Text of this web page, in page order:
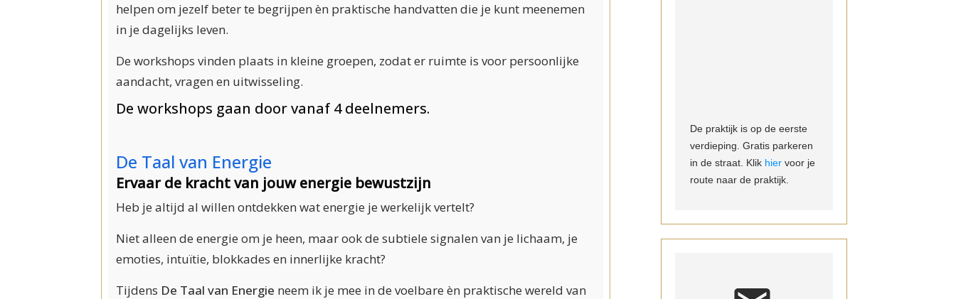
helpen om jezelf beter te begrijpen èn praktische handvatten die je kunt meenemen
in je dagelijks leven.
De workshops vinden plaats in kleine groepen, zodat er ruimte is voor persoonlijke
aandacht, vragen en uitwisseling.
De workshops gaan door vanaf 4 deelnemers.
De Taal van Energie
Ervaar de kracht van jouw energie bewustzijn
Heb je altijd al willen ontdekken wat energie je werkelijk vertelt?
Niet alleen de energie om je heen, maar ook de subtiele signalen van je lichaam, je
emoties, intuïtie, blokkades en innerlijke kracht?
Tijdens De Taal van Energie neem ik je mee in de voelbare èn praktische wereld van
De praktijk is op de eerste
verdieping. Gratis parkeren
in de straat. Klik hier voor je
route naar de praktijk.